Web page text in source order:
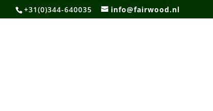
+31(0)344-640035 info@fairwood.nl